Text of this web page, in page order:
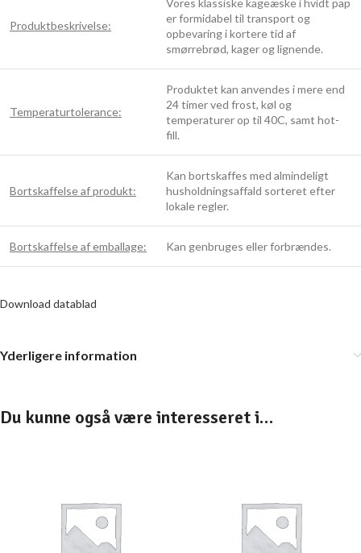
Produktbeskrivelse:
Vores klassiske kageæske i hvidt pap
er formidabel til transport og
opbevaring i kortere tid af
smørrebrød, kager og lignende.
Temperaturtolerance:
Produktet kan anvendes i mere end
24 timer ved frost, køl og
temperaturer op til 40C, samt hot-
fill.
Bortskaffelse af produkt:
Kan bortskaffes med almindeligt
husholdningsaffald sorteret efter
lokale regler.
Bortskaffelse af emballage: Kan genbruges eller forbrændes.
Download datablad
Yderligere information
Du kunne også være interesseret i…